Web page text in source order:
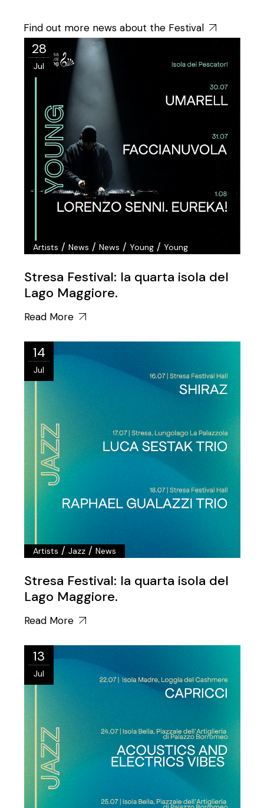
Find out more news about the Festival
28
Jul
Artists /News /News /Young /Young
Stresa Festival: la quarta isola del
Lago Maggiore.
Read More
14
Jul
Artists /Jazz /News
Stresa Festival: la quarta isola del
Lago Maggiore.
Read More
13
Jul